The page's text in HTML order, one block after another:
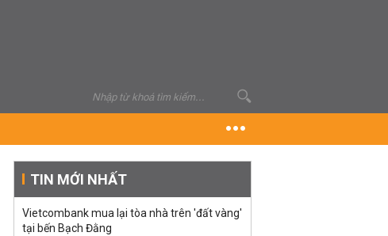
TIN MỚI NHẤT
Vietcombank mua lại tòa nhà trên 'đất vàng'
tại bến Bạch Đằng